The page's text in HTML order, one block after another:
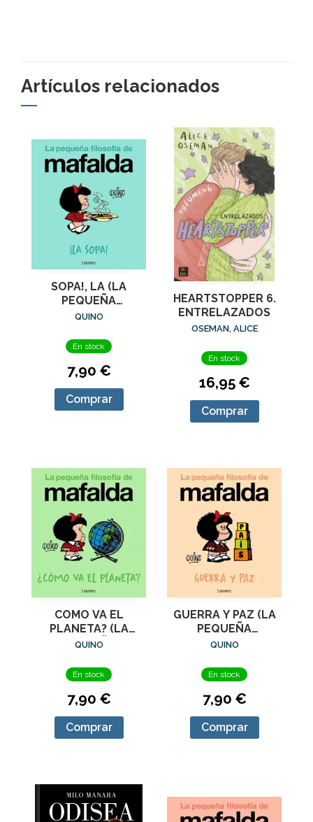
Artículos relacionados
SOPA!, LA (LA
PEQUEÑA
FILOSOFIA DE
QUINO
En stock
7,90 €
Comprar
HEARTSTOPPER 6.
ENTRELAZADOS
OSEMAN, ALICE
En stock
16,95 €
Comprar
COMO VA EL
PLANETA? (LA
PEQUEÑA
MAFALDA)
QUINO
En stock
7,90 €
Comprar
GUERRA Y PAZ (LA
PEQUEÑA
FILOSOFIA DE
QUINO
En stock
7,90 €
Comprar